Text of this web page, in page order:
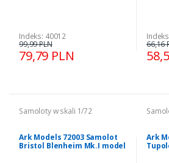
Indeks: 40012
79,79 PLN
99,99 PLN 66,16
Samoloty w skali 1/72
Ark Models 72003 Samolot
Bristol Blenheim Mk.I model
Ark